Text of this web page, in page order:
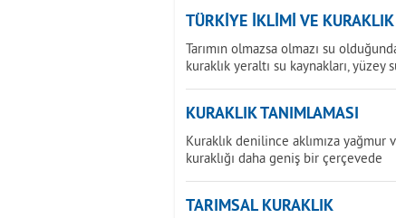
TÜRKİYE İKLİMİ VE
Tarımın olmazsa olmazı su
kuraklık yeraltı su kaynakları, yüzey
KURAKLIK TANIMLAMASI
Kuraklık denilince aklımıza
kuraklığı daha geniş bir çerçevede
TARIMSAL KURAKLIK